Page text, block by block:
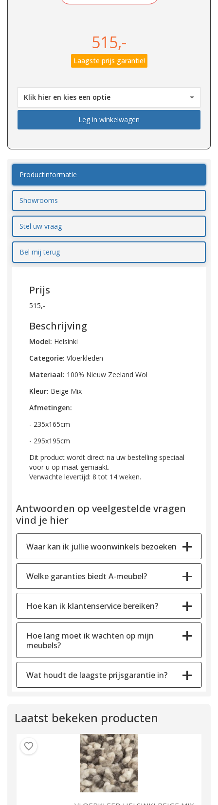
515,-
Laagste prijs garantie!
Leg in winkelwagen
Productinformatie
Showrooms
Stel uw vraag
Bel mij terug
Prijs
515,-
Beschrijving
Model: Helsinki
Categorie: Vloerkleden
Materiaal: 100% Nieuw Zeeland Wol
Kleur: Beige Mix
Afmetingen:
- 235x165cm
- 295x195cm
Dit product wordt direct na uw bestelling speciaal
voor u op maat gemaakt.
Verwachte levertijd: 8 tot 14 weken.
Antwoorden op veelgestelde vragen
vind je hier
Waar kan ik jullie woonwinkels bezoeken
Welke garanties biedt A-meubel?
Hoe kan ik klantenservice bereiken?
Hoe lang moet ik wachten op mijn
meubels?
Wat houdt de laagste prijsgarantie in?
Laatst bekeken producten